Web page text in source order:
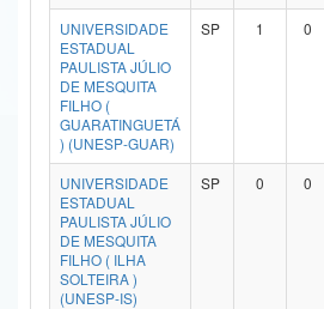
Gabinete de Segurança Institucional
Advocacia-Geral da União
Banco Central do Brasil
UNIVERSIDADE
ESTADUAL
PAULISTA JÚLIO
DE MESQUITA
FILHO (
GUARATINGUETÁ
) (UNESP-GUAR)
SP 1 0
UNIVERSIDADE
ESTADUAL
PAULISTA JÚLIO
DE MESQUITA
FILHO ( ILHA
SOLTEIRA )
(UNESP-IS)
SP 0 0